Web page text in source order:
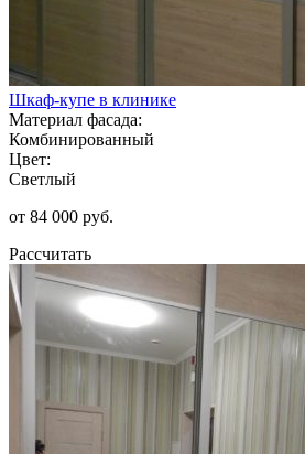
Шкаф-купе в клинике
Материал фасада:
Комбинированный
Цвет:
Светлый
от 84 000 руб.
Рассчитать